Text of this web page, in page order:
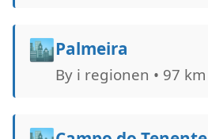
🏙️Palmeira
By i regionen • 97 km